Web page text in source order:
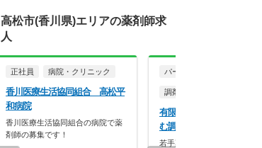
高松市(香川県)エリアの薬剤師求
人
正社員 病院・クリニック
香川医療生活協同組合 高松平
和病院
香川医療生活協同組合の病院で薬
剤師の募集です！
パート・アルバイト
調剤薬局
有限会社エムシーアシス
む調剤薬局
若手薬剤師が活躍できる場が